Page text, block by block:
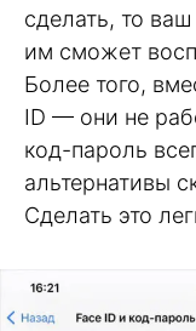
сделать, то
им сможет
Более того,
ID — они не
код-пароль
альтернативы
Сделать это